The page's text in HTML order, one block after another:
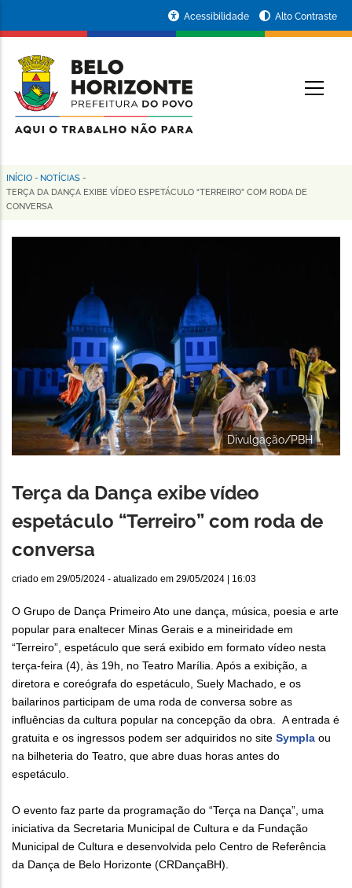
conteúdo
principal
da
Prefeitura
de
Horizonte
Acessibilidade Alto Contraste
Trilha
de
navegação
INÍCIO - NOTÍCIAS -
TERÇA DA DANÇA EXIBE VÍDEO ESPETÁCULO “TERREIRO” COM RODA DE
CONVERSA
Divulgação/PBH
Terça da Dança exibe vídeo
espetáculo “Terreiro” com roda de
conversa
criado em 29/05/2024 - atualizado em 29/05/2024 | 16:03
O Grupo de Dança Primeiro Ato une dança, música, poesia e arte
popular para enaltecer Minas Gerais e a mineiridade em
“Terreiro”, espetáculo que será exibido em formato vídeo nesta
terça-feira (4), às 19h, no Teatro Marília. Após a exibição, a
diretora e coreógrafa do espetáculo, Suely Machado, e os
bailarinos participam de uma roda de conversa sobre as
influências da cultura popular na concepção da obra. A entrada é
gratuita e os ingressos podem ser adquiridos no site Sympla ou
na bilheteria do Teatro, que abre duas horas antes do
espetáculo.
O evento faz parte da programação do “Terça na Dança”, uma
iniciativa da Secretaria Municipal de Cultura e da Fundação
Municipal de Cultura e desenvolvida pelo Centro de Referência
da Dança de Belo Horizonte (CRDançaBH).